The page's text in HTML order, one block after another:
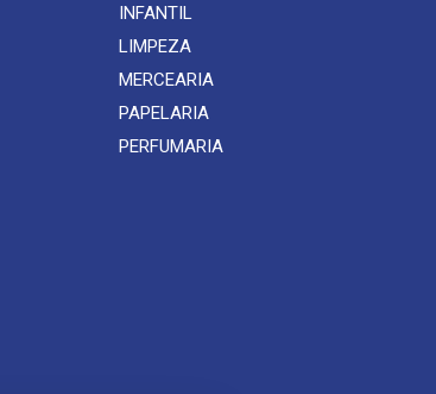
INFANTIL
LIMPEZA
MERCEARIA
PAPELARIA
PERFUMARIA